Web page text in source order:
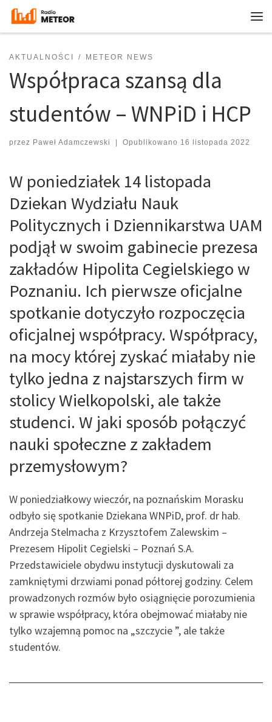
Przejdź do treści
AKTUALNOŚCI METEOR NEWS
Współpraca szansą dla
studentów – WNPiD i HCP
przez Paweł Adamczewski Opublikowano 16 listopada 2022
W poniedziałek 14 listopada
Dziekan Wydziału Nauk
Politycznych i Dziennikarstwa UAM
podjął w swoim gabinecie prezesa
zakładów Hipolita Cegielskiego w
Poznaniu. Ich pierwsze oficjalne
spotkanie dotyczyło rozpoczęcia
oficjalnej współpracy. Współpracy,
na mocy której zyskać miałaby nie
tylko jedna z najstarszych firm w
stolicy Wielkopolski, ale także
studenci. W jaki sposób połączyć
nauki społeczne z zakładem
przemysłowym?
W poniedziałkowy wieczór, na poznańskim Morasku
odbyło się spotkanie Dziekana WNPiD, prof. dr hab.
Andrzeja Stelmacha z Krzysztofem Zalewskim –
Prezesem Hipolit Cegielski – Poznań S.A.
Przedstawiciele obydwu instytucji dyskutowali za
zamkniętymi drzwiami ponad półtorej godziny. Celem
prowadzonych rozmów było osiągnięcie porozumienia
w sprawie współpracy, która obejmować miałaby nie
tylko wzajemną pomoc na „szczycie ”, ale także
studentów.